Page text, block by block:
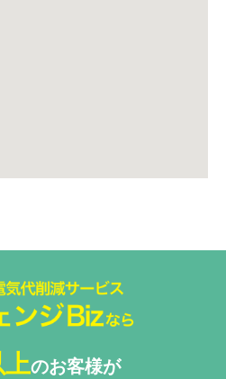
削減サービスエネ
のお客様が